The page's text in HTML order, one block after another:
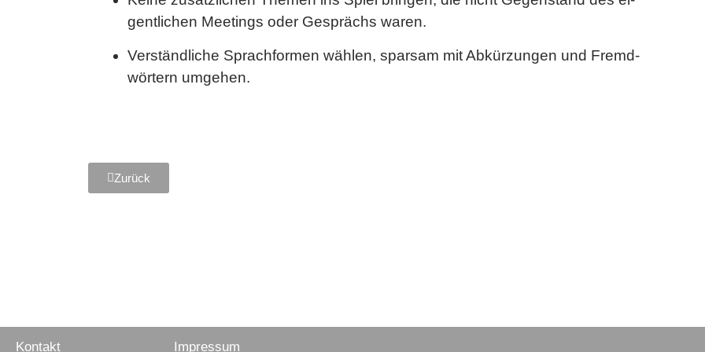
gent­li­chen Mee­tings oder Ge­sprächs waren.
Ver­ständ­li­che Sprach­for­men wäh­len, spar­sam mit Ab­kür­zun­gen und Fremd­
wör­tern um­ge­hen.
Zurück
Kontakt Impressum